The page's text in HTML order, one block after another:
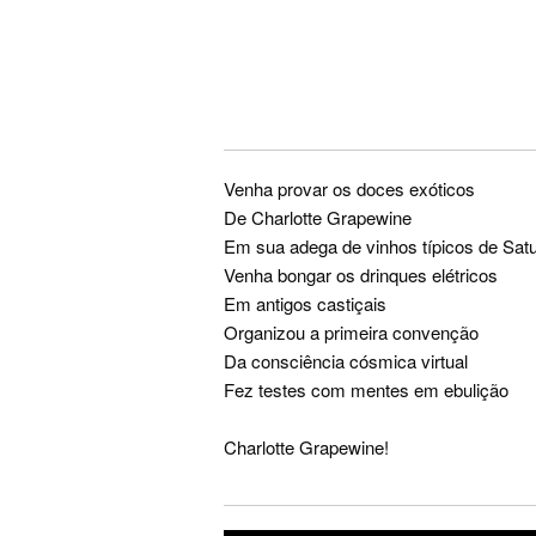
Venha provar os doces exóticos
De Charlotte Grapewine
Em sua adega de vinhos típicos de
Venha bongar os drinques elétricos
Em antigos castiçais
Organizou a primeira convenção
Da consciência cósmica virtual
Fez testes com mentes em ebulição
Charlotte Grapewine!